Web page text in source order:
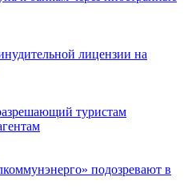
лицензии на
туристам
подозревают в